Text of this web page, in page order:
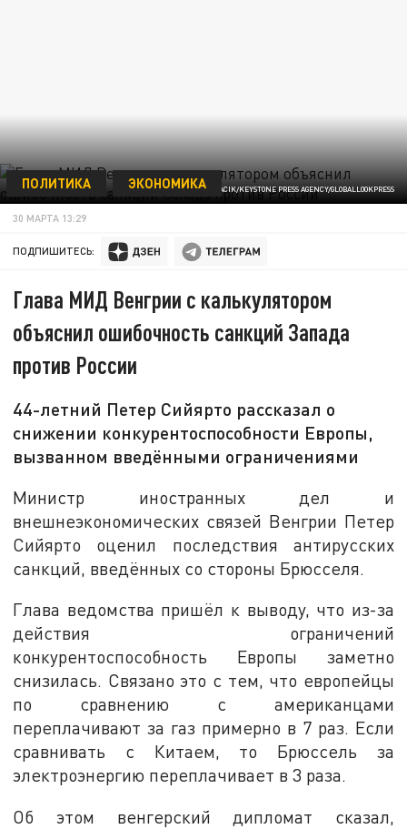
ФОТО: TOMAS TKACIK/KEYSTONE PRESS AGENCY/GLOBALLOOKPRESS
ПОЛИТИКА ЭКОНОМИКА
30 МАРТА 13:29
ПОДПИШИТЕСЬ:
Глава МИД Венгрии с калькулятором
объяснил ошибочность санкций Запада
против России
44-летний Петер Сийярто рассказал о
снижении конкурентоспособности Европы,
вызванном введёнными ограничениями
Министр иностранных дел и
внешнеэкономических связей Венгрии Петер
Сийярто оценил последствия антирусских
санкций, введённых со стороны Брюсселя.
Глава ведомства пришёл к выводу, что из-за
действия ограничений
конкурентоспособность Европы заметно
снизилась. Связано это с тем, что европейцы
по сравнению с американцами
переплачивают за газ примерно в 7 раз. Если
сравнивать с Китаем, то Брюссель за
электроэнергию переплачивает в 3 раза.
Об этом венгерский дипломат сказал,